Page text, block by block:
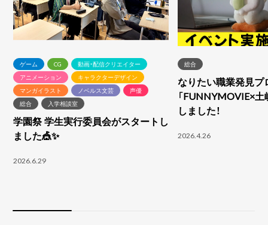
ゲーム CG
動画・配信クリエイター
アニメーション
キャラクターデザイン
マンガイラスト
ノベルス文芸
声優
総合
入学相談室
学園祭 学生実行委員会がスタートし
ました🎪✨
2026.6.29
総合
なりたい職業発見プ
「FUNNYMOVIE×土
しました！
2026.4.26